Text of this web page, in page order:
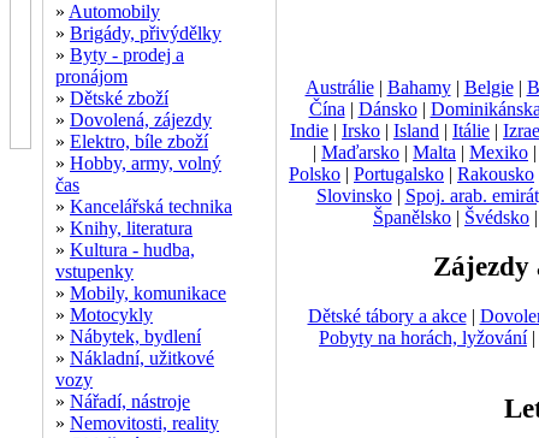
» Automobily
» Brigády, přivýdělky
» Byty - prodej a
pronájom
» Dětské zboží
» Dovolená, zájezdy
» Elektro, bíle zboží
» Hobby, army, volný
čas
» Kancelářská technika
» Knihy, literatura
» Kultura - hudba,
vstupenky
» Mobily, komunikace
» Motocykly
» Nábytek, bydlení
» Nákladní, užitkové
vozy
» Nářadí, nástroje
» Nemovitosti, reality
Austrálie| Bahamy| Belgie|
Čína| Dánsko|
Indie | Irsko | Island | Itálie |
| Maďarsko | Malta | Mexiko
Polsko | Portugalsko | Rakousko
Slovinsko| Spoj. arab.
Španělsko | Švédsko
Zájezdy
Dětské tábory a akce|
Pobyty na horách, lyžování|